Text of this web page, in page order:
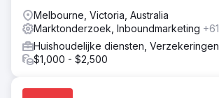
Melbourne, Victoria, Australia
Marktonderzoek, Inboundmarketing +61
Huishoudelijke diensten, Verzekeringen
$1,000 - $2,500